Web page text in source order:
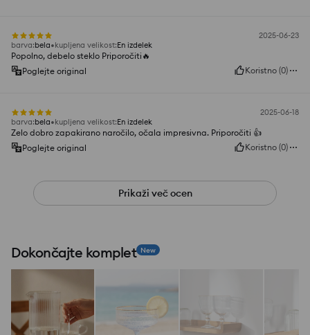
2025-06-23
barva:bela kupljena velikost:En izdelek
Popolno, debelo steklo Priporočiti🔥
Poglejte original
Koristno (0)
2025-06-18
barva:bela kupljena velikost:En izdelek
Zelo dobro zapakirano naročilo, očala impresivna. Priporočiti 👍️
Poglejte original
Koristno (0)
Prikaži več ocen
Dokončajte komplet New